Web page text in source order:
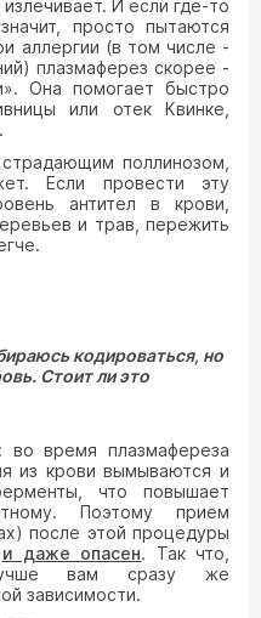
И если где-то
просто пытаются
аллергии (в том числе -
плазмаферез скорее -
Она помогает быстро
или отек Квинке,
поллинозом,
Если провести эту
антител в крови,
и трав, пережить
кодироваться, но
Стоит ли это
время плазмафереза
из крови вымываются и
что повышает
Поэтому прием
после этой процедуры
и даже опасен. Так что,
вам сразу же
зависимости.